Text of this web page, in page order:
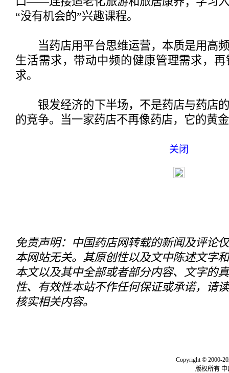
“没有机会的”兴趣课程。
当药店用平台思维运营，本质是用高频
生活需求，带动中频的健康管理需求，
求。
银发经济的下半场，不是药店与药店的
的竞争。当一家药店不再像药店，它的黄
关闭
免责声明：中国药店网转载的新闻及评论
本网站无关。其原创性以及文中陈述文字
本文以及其中全部或者部分内容、文字的
性、有效性本站不作任何保证或承诺，请
核实相关内容。
Copyright © 2000-
版权所有